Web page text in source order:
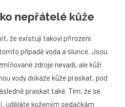
nepřátelé kůže
že existují takoví přirození
případě voda a slunce. Jsou
zdroje nevadí, ale kůži
vody dokáže kůže praskat, pod
praskat také. Tím, že se
uděláte koženým sedačkám